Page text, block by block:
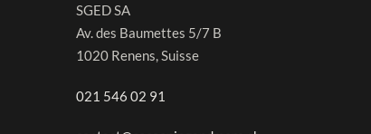
SGED SA
Av. des Baumettes 5/7 B
1020 Renens, Suisse
021 546 02 91